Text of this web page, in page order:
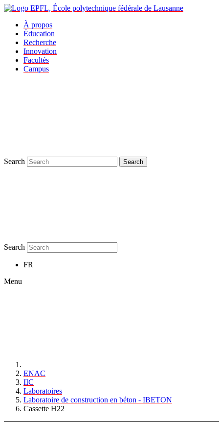
À propos
Éducation
Recherche
Innovation
Facultés
Campus
Search Search
Search
FR
Menu
ENAC
IIC
Laboratoires
Laboratoire de construction en béton - IBETON
Cassette H22